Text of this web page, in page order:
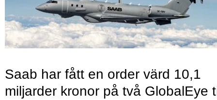
Saab har fått en order värd 10,1
miljarder kronor på två GlobalEye